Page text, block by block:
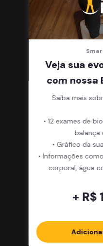
Veja sua
com nossa
Saiba mais
• 12 exames de
balança
• Gráfico da
• Informações
corporal, água
+ R$